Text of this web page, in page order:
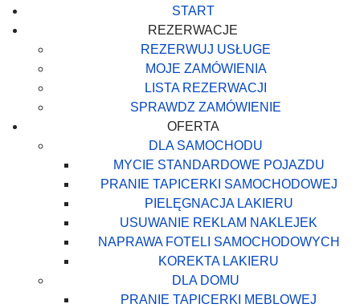
START
REZERWACJE
REZERWUJ USŁUGE
MOJE ZAMÓWIENIA
LISTA REZERWACJI
SPRAWDZ ZAMÓWIENIE
OFERTA
DLA SAMOCHODU
MYCIE STANDARDOWE POJAZDU
PRANIE TAPICERKI SAMOCHODOWEJ
PIELĘGNACJA LAKIERU
USUWANIE REKLAM NAKLEJEK
NAPRAWA FOTELI SAMOCHODOWYCH
KOREKTA LAKIERU
DLA DOMU
PRANIE TAPICERKI MEBLOWEJ